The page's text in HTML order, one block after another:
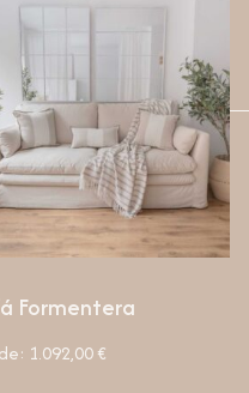
Formentera
1.092,00€